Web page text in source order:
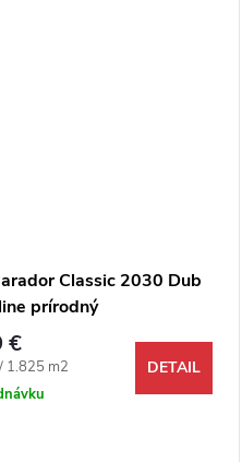
Classic 2030 Dub
prírodný
€
cena:
1.825 m2
DETAIL